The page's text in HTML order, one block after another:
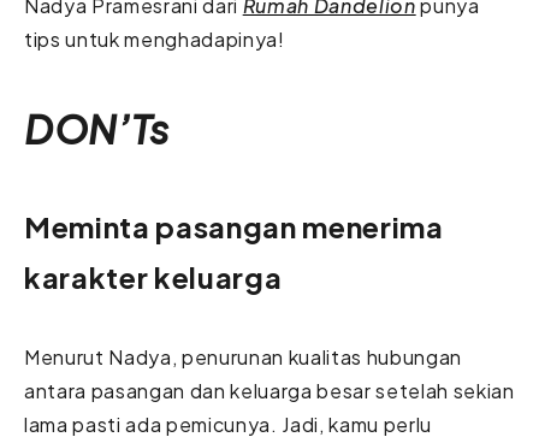
Nadya Pramesrani dari Rumah Dandelionpunya
tips untuk menghadapinya!
DON’Ts
Meminta pasangan menerima
karakter keluarga
Menurut Nadya, penurunan kualitas hubungan
antara pasangan dan keluarga besar setelah sekian
lama pasti ada pemicunya. Jadi, kamu perlu